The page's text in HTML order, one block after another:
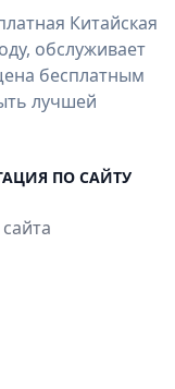
Китайская
обслуживает
бесплатным
лучшей
ПО САЙТУ